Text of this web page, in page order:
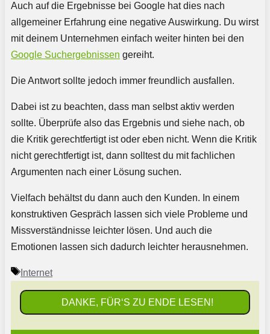
Auch auf die Ergebnisse bei Google hat dies nach
allgemeiner Erfahrung eine negative Auswirkung. Du wirst
mit deinem Unternehmen einfach weiter hinten bei den
Google Suchergebnissen gereiht.
Die Antwort sollte jedoch immer freundlich ausfallen.
Dabei ist zu beachten, dass man selbst aktiv werden
sollte. Überprüfe also das Ergebnis und siehe nach, ob
die Kritik gerechtfertigt ist oder eben nicht. Wenn die Kritik
nicht gerechtfertigt ist, dann solltest du mit fachlichen
Argumenten nach einer Lösung suchen.
Vielfach behältst du dann auch den Kunden. In einem
konstruktiven Gespräch lassen sich viele Probleme und
Missverständnisse leichter lösen. Und auch die
Emotionen lassen sich dadurch leichter herausnehmen.
Schlagwörter
Internet
DANKE, FÜR‘S ZU ENDE LESEN!